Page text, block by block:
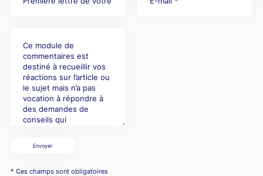
Envoyer
* Ces champs sont obligatoires